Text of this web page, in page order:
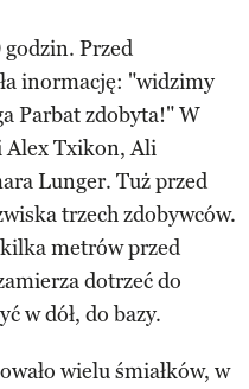
godzin. Przed
inormację: "widzimy
Parbat zdobyta!" W
Alex Txikon, Ali
Lunger. Tuż przed
trzech zdobywców.
metrów przed
dotrzeć do
w dół, do bazy.
wielu śmiałków, w